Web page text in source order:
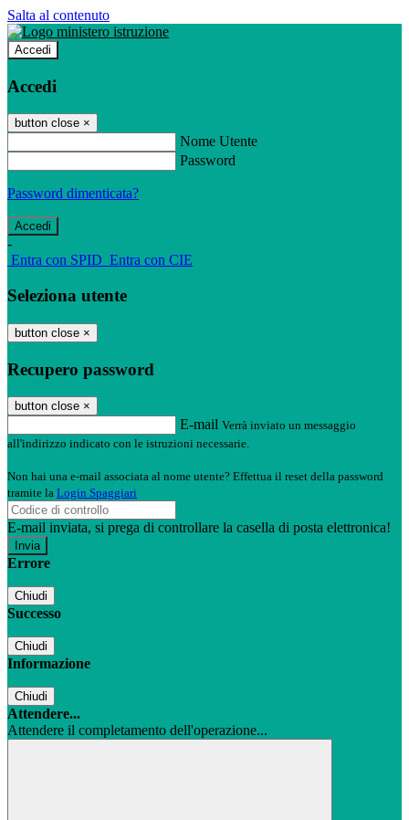
Salta al contenuto
Accedi
Accedi
button close ×
Nome Utente
Password
Password dimenticata?
-
Entra con SPID Entra con CIE
Seleziona utente
button close ×
Recupero password
button close ×
E-mail Verrà inviato un messaggio
all'indirizzo indicato con le istruzioni necessarie.
Non hai una e-mail associata al nome utente? Effettua il reset della password
tramite la Login Spaggiari
E-mail inviata, si prega di controllare la casella di posta elettronica!
Errore
Chiudi
Successo
Chiudi
Informazione
Chiudi
Attendere...
Attendere il completamento dell'operazione...